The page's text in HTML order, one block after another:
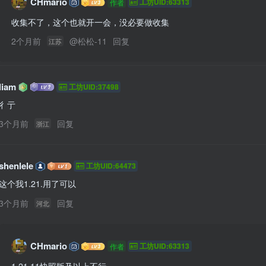
作者
收集不了，这个也就开一会，没必要做收集
2个月前
江苏 @松松-11 回复
工坊UID:37498
亍
个月前
浙江 回复
工坊UID:64473
个我1.21.用了可以
个月前
河北 回复
CHmario 作者 工坊UID:63313